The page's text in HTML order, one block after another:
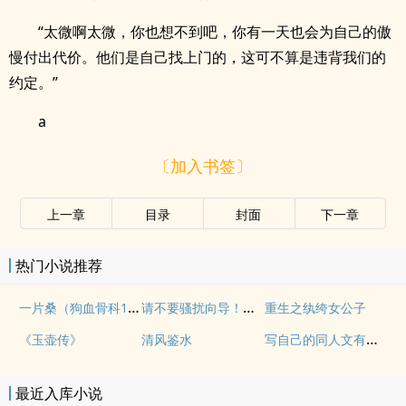
“太微啊太微，你也想不到吧，你有一天也会为自己的傲
慢付出代价。他们是自己找上门的，这可不算是违背我们的
约定。”
a
〔加入书签〕
上一章 目录 封面 下一章
热门小说推荐
一片桑（狗血骨科1v1） 请不要骚扰向导！（哨向NPH）
重生之纨绔女公子
《玉壶传》
清风鉴水 写自己的同人文有什么问题！
最近入库小说